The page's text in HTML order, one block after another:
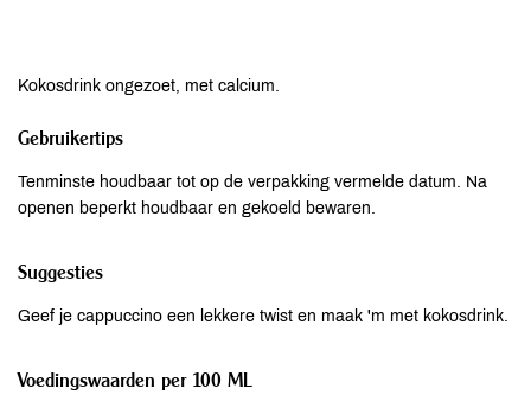
Kokosdrink ongezoet, met calcium.
Gebruikertips
Tenminste houdbaar tot op de verpakking vermelde datum. Na
openen beperkt houdbaar en gekoeld bewaren.
Suggesties
Geef je cappuccino een lekkere twist en maak 'm met kokosdrink.
Voedingswaarden per 100 ML